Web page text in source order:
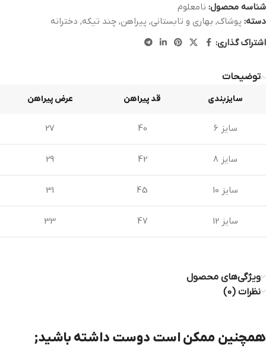
شناسه محصول: نامعلوم
دسته: پوشاک, بهاری و تابستانی, پیراهن, چند تیکه, دخترانه
اشتراک گذاری:
توضیحات
سایزبندی قد پیراهن عرض پیراهن
سایز 6 40
27
سایز 8 42
29
سایز 10 45
31
سایز 12 47
33
ویژگی‌های محصول
نظرات (0)
همچنین ممکن است دوست داشته باشید;